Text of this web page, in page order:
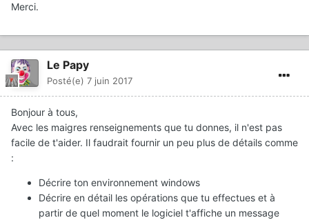
Merci.
Le Papy
Posté(e) 7 juin 2017
Bonjour à tous,
Avec les maigres renseignements que tu donnes, il n'est pas
facile de t'aider. Il faudrait fournir un peu plus de détails comme
:
Décrire ton environnement windows
Décrire en détail les opérations que tu effectues et à
partir de quel moment le logiciel t'affiche un message